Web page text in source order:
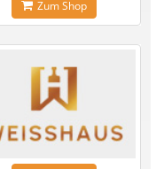
Zum Shop